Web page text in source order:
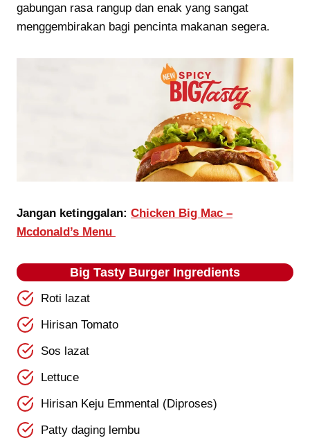
gabungan rasa rangup dan enak yang sangat
menggembirakan bagi pencinta makanan segera.
Jangan ketinggalan: Chicken Big Mac –
Mcdonald’s Menu
Big Tasty Burger Ingredients
Roti lazat
Hirisan Tomato
Sos lazat
Lettuce
Hirisan Keju Emmental (Diproses)
Patty daging lembu